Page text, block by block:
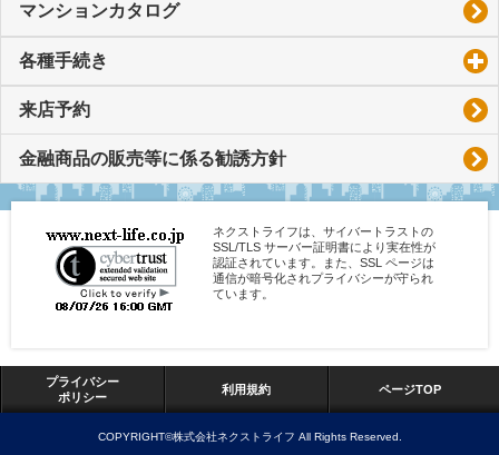
マンションカタログ
各種手続き
来店予約
金融商品の販売等に係る勧誘方針
ネクストライフは、サイバートラストの
SSL/TLS サーバー証明書により実在性が
認証されています。また、SSL ページは
通信が暗号化されプライバシーが守られ
ています。
プライバシー
ポリシー
利用規約 ページTOP
COPYRIGHT©株式会社ネクストライフ All Rights Reserved.